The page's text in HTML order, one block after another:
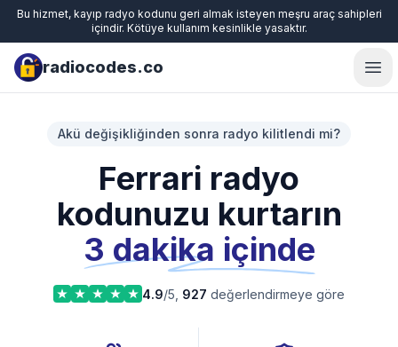
Bu hizmet, kayıp radyo kodunu geri almak isteyen meşru araç sahipleri
içindir. Kötüye kullanım kesinlikle yasaktır.
radiocodes.co
Akü değişikliğinden sonra radyo kilitlendi mi?
Ferrari radyo
kodunuzu kurtarın
3 dakika içinde
4.9/5, 927 değerlendirmeye göre